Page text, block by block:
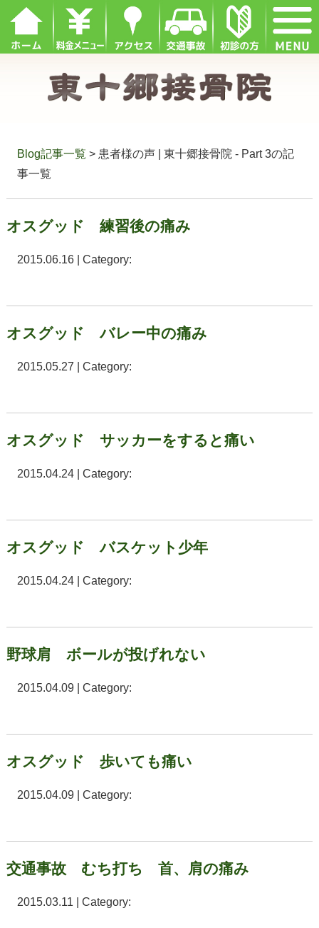
Blog記事一覧 > 患者様の声 | 東十郷接骨院 - Part 3の記
事一覧
オスグッド 練習後の痛み
2015.06.16 | Category:
オスグッド バレー中の痛み
2015.05.27 | Category:
オスグッド サッカーをすると痛い
2015.04.24 | Category:
オスグッド バスケット少年
2015.04.24 | Category:
野球肩 ボールが投げれない
2015.04.09 | Category:
オスグッド 歩いても痛い
2015.04.09 | Category:
交通事故 むち打ち 首、肩の痛み
2015.03.11 | Category: